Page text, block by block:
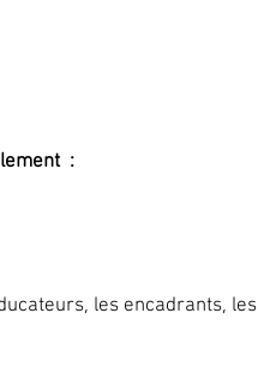
:
les encadrants, les